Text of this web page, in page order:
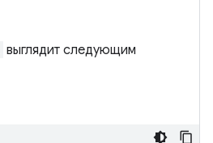
выглядит следующим